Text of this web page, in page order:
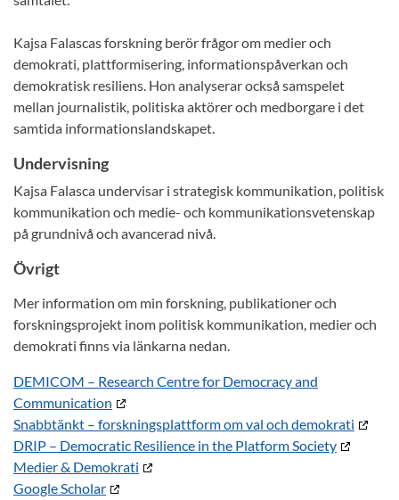
Kajsa Falascas forskning berör frågor om medier och
demokrati, plattformisering, informationspåverkan och
demokratisk resiliens. Hon analyserar också samspelet
mellan journalistik, politiska aktörer och medborgare i det
samtida informationslandskapet.
Undervisning
Kajsa Falasca undervisar i strategisk kommunikation, politisk
kommunikation och medie- och kommunikationsvetenskap
på grundnivå och avancerad nivå.
Övrigt
Mer information om min forskning, publikationer och
forskningsprojekt inom politisk kommunikation, medier och
demokrati finns via länkarna nedan.
DEMICOM – Research Centre for Democracy and
Communication
Snabbtänkt – forskningsplattform om val och demokrati
DRIP – Democratic Resilience in the Platform Society
Medier & Demokrati
Google Scholar